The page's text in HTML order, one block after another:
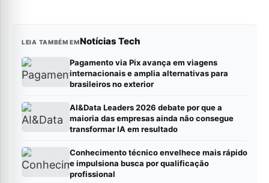
LEIA TAMBÉM EMNotícias Tech
Pagamento via Pix avança em viagens
internacionais e amplia alternativas para
brasileiros no exterior
AI&Data Leaders 2026 debate por que a
maioria das empresas ainda não consegue
transformar IA em resultado
Conhecimento técnico envelhece mais rápido
e impulsiona busca por qualificação
profissional